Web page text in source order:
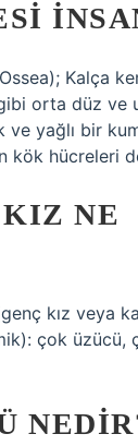
Kalça
orta düz ve
ve yağlı bir
kök hücreleri
NE
kız veya
çok üzücü,